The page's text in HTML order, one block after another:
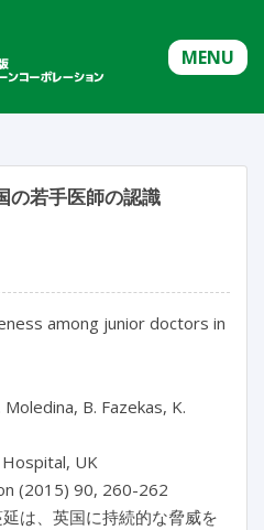
MENU
の若手医師の認識
among junior doctors in
Moledina, B. Fazekas, K.
UK
(2015) 90, 260-262
は、英国に持続的な脅威を